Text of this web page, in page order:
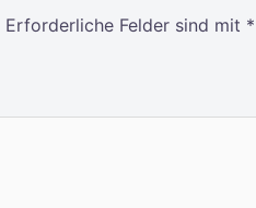
Erforderliche Felder sind mit *